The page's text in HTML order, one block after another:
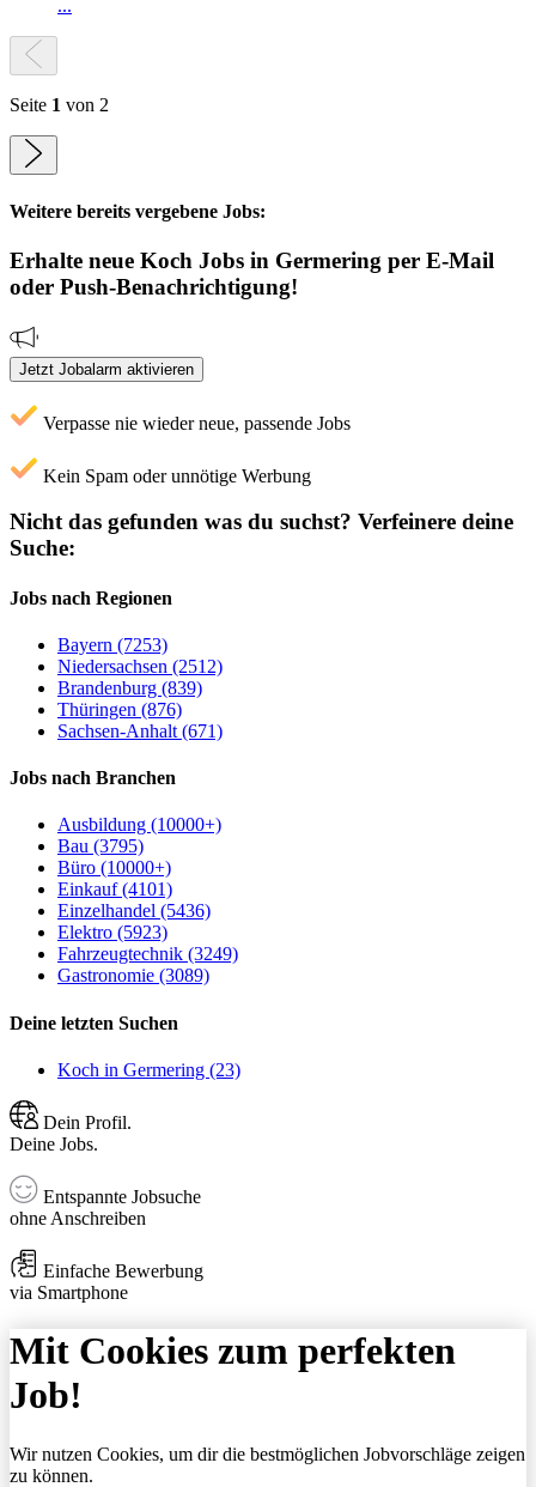
...
Seite 1 von 2
Weitere bereits vergebene Jobs:
Erhalte neue Koch Jobs in Germering per E-Mail
oder Push-Benachrichtigung!
Jetzt Jobalarm aktivieren
Verpasse nie wieder neue, passende Jobs
Kein Spam oder unnötige Werbung
Nicht das gefunden was du suchst? Verfeinere deine
Suche:
Jobs nach Regionen
Bayern (7253)
Niedersachsen (2512)
Brandenburg (839)
Thüringen (876)
Sachsen-Anhalt (671)
Jobs nach Branchen
Ausbildung (10000+)
Bau (3795)
Büro (10000+)
Einkauf (4101)
Einzelhandel (5436)
Elektro (5923)
Fahrzeugtechnik (3249)
Gastronomie (3089)
Deine letzten Suchen
Koch in Germering (23)
Dein Profil.
Deine Jobs.
Entspannte Jobsuche
ohne Anschreiben
Einfache Bewerbung
via Smartphone
Mit Cookies zum perfekten
Job!
Wir nutzen Cookies, um dir die bestmöglichen Jobvorschläge zeigen
zu können.